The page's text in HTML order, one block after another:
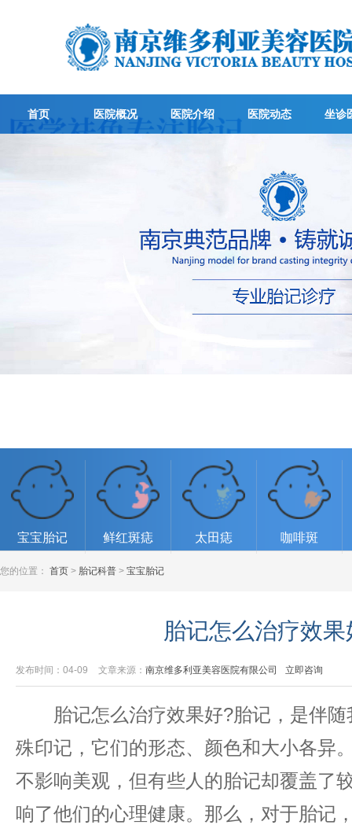
首页 医院概况 医院介绍 医院动态 坐诊
宝宝胎记 鲜红斑痣 太田痣 咖啡斑
您的位置： 首页 > 胎记科普 > 宝宝胎记
胎记怎么治疗效果
发布时间：04-09 文章来源： 南京维多利亚美容医院有限公司 立即咨询
胎记怎么治疗效果好?胎记，是伴随
殊印记，它们的形态、颜色和大小各异
不影响美观，但有些人的胎记却覆盖了
响了他们的心理健康。那么，对于胎记